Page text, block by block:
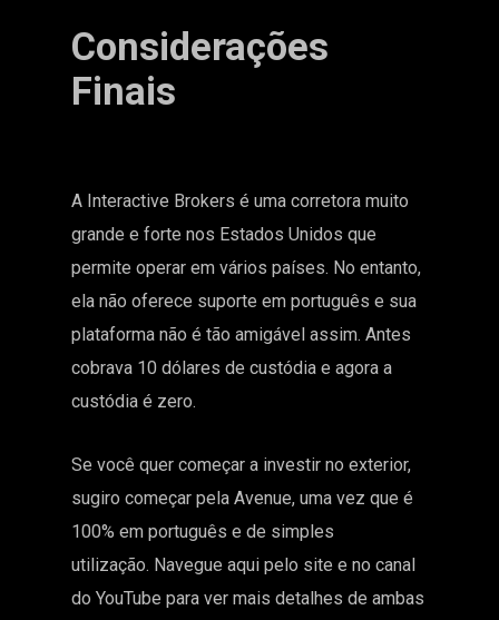
Considerações
Finais
A Interactive Brokers é uma corretora muito
grande e forte nos Estados Unidos que
permite operar em vários países. No entanto,
ela não oferece suporte em português e sua
plataforma não é tão amigável assim. Antes
cobrava 10 dólares de custódia e agora a
custódia é zero.
Se você quer começar a investir no exterior,
sugiro começar pela Avenue, uma vez que é
100% em português e de simples
utilização. Navegue aqui pelo site e no canal
do YouTube para ver mais detalhes de ambas